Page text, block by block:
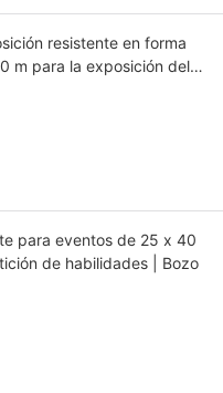
resistente en forma
m para la exposición del
para eventos de 25 x 40
de habilidades | Bozo